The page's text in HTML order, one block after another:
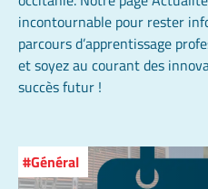
incontournable pour rester
parcours d’apprentissage
et soyez au courant des
succès futur !
Général